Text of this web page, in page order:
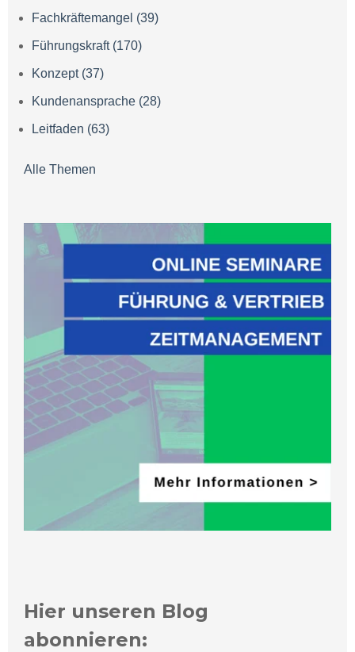
Fachkräftemangel (39)
Führungskraft (170)
Konzept (37)
Kundenansprache (28)
Leitfaden (63)
Alle Themen
Hier unseren Blog
abonnieren: